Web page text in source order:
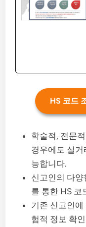
HS 코드
학술적, 전문
경우에도 실
능합니다.
신고인의 다
를 통한 HS 코
기존 신고인에
험적 정보 확